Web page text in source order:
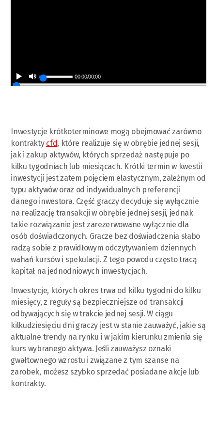
00:00/00:00
Inwestycje krótkoterminowe mogą obejmować zarówno
kontrakty cfd, które realizuje się w obrębie jednej sesji,
jak i zakup aktywów, których sprzedaż następuje po
kilku tygodniach lub miesiącach. Krótki termin w kwestii
inwestycji jest zatem pojęciem elastycznym, zależnym od
typu aktywów oraz od indywidualnych preferencji
danego inwestora. Część graczy decyduje się wyłącznie
na realizację transakcji w obrębie jednej sesji, jednak
takie rozwiązanie jest zarezerwowane wyłącznie dla
osób doświadczonych. Gracze bez doświadczenia słabo
radzą sobie z prawidłowym odczytywaniem dziennych
wahań kursów i spekulacji. Z tego powodu często tracą
kapitał na jednodniowych inwestycjach.
Inwestycje, których okres trwa od kilku tygodni do kilku
miesięcy, z reguły są bezpieczniejsze od transakcji
odbywających się w trakcie jednej sesji. W ciągu
kilkudziesięciu dni graczy jest w stanie zauważyć, jakie są
aktualne trendy na rynku i w jakim kierunku zmienia się
kurs wybranego aktywa. Jeśli zauważysz oznaki
gwałtownego wzrostu i związane z tym szanse na
zarobek, możesz szybko sprzedać posiadane akcje lub
kontrakty.